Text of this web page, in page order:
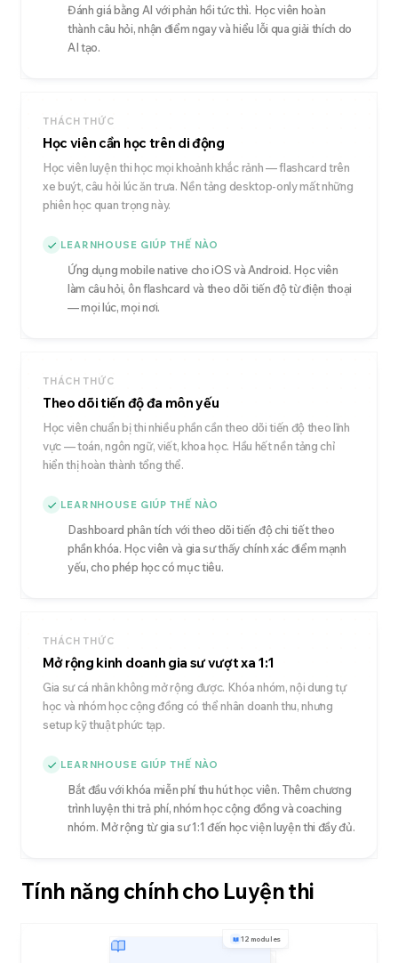
Đánh giá bằng AI với phản hồi tức thì. Học viên hoàn
thành câu hỏi, nhận điểm ngay và hiểu lỗi qua giải thích do
AI tạo.
THÁCH THỨC
Học viên cần học trên di động
Học viên luyện thi học mọi khoảnh khắc rảnh — flashcard trên
xe buýt, câu hỏi lúc ăn trưa. Nền tảng desktop-only mất những
phiên học quan trọng này.
LEARNHOUSE GIÚP THẾ NÀO
Ứng dụng mobile native cho iOS và Android. Học viên
làm câu hỏi, ôn flashcard và theo dõi tiến độ từ điện thoại
— mọi lúc, mọi nơi.
THÁCH THỨC
Theo dõi tiến độ đa môn yếu
Học viên chuẩn bị thi nhiều phần cần theo dõi tiến độ theo lĩnh
vực — toán, ngôn ngữ, viết, khoa học. Hầu hết nền tảng chỉ
hiển thị hoàn thành tổng thể.
LEARNHOUSE GIÚP THẾ NÀO
Dashboard phân tích với theo dõi tiến độ chi tiết theo
phần khóa. Học viên và gia sư thấy chính xác điểm mạnh
yếu, cho phép học có mục tiêu.
THÁCH THỨC
Mở rộng kinh doanh gia sư vượt xa 1:1
Gia sư cá nhân không mở rộng được. Khóa nhóm, nội dung tự
học và nhóm học cộng đồng có thể nhân doanh thu, nhưng
setup kỹ thuật phức tạp.
LEARNHOUSE GIÚP THẾ NÀO
Bắt đầu với khóa miễn phí thu hút học viên. Thêm chương
trình luyện thi trả phí, nhóm học cộng đồng và coaching
nhóm. Mở rộng từ gia sư 1:1 đến học viện luyện thi đầy đủ.
Tính năng chính cho Luyện thi
12 modules